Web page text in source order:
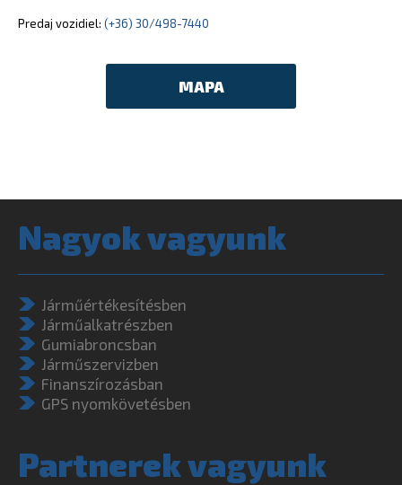
Predaj vozidiel: (+36) 30/498-7440
MAPA
Nagyok vagyunk
Járműértékesítésben
Járműalkatrészben
Gumiabroncsban
Járműszervizben
Finanszírozásban
GPS nyomkövetésben
Partnerek vagyunk